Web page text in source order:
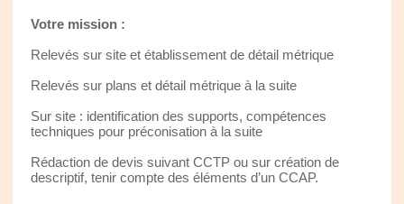
Votre mission :
Relevés sur site et établissement de détail métrique
Relevés sur plans et détail métrique à la suite
Sur site : identification des supports, compétences
techniques pour préconisation à la suite
Rédaction de devis suivant CCTP ou sur création de
descriptif, tenir compte des éléments d’un CCAP.